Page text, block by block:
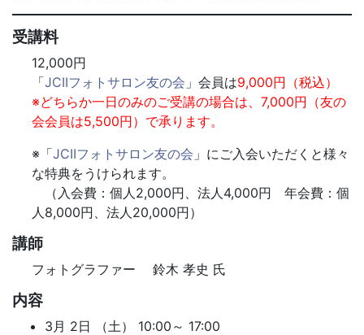
受講料
12,000円
「JCIIフォトサロン友の会 」会員は9,000円（税込）
※どちらか一日のみのご受講の場合は、7,000円（友の
会会員は5,500円）で承ります。
※「JCIIフォトサロン友の会 」にご入会いただくと様々
な特典をうけられます。
（入会費：個人2,000円、法人4,000円 年会費：個
人8,000円、法人20,000円）
講師
フォトグラファー 鈴木 孝史 氏
内容
3月 2日 （土） 10:00～ 17:00